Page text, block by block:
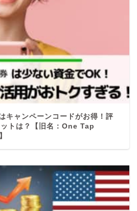
キャンペーンコードがお得！評
トは？【旧名：One Tap